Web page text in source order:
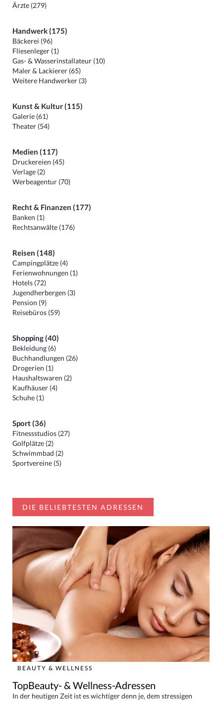
Ärzte (279)
Handwerk (175)
Bäckerei (96)
Fliesenleger (1)
Gas- & Wasserinstallateur (10)
Maler & Lackierer (65)
Weitere Handwerker (3)
Kunst & Kultur (115)
Galerie (61)
Theater (54)
Medien (117)
Druckereien (45)
Verlage (2)
Werbeagentur (70)
Recht & Finanzen (177)
Banken (1)
Rechtsanwälte (176)
Reisen (148)
Campingplätze (4)
Ferienwohnungen (1)
Hotels (72)
Jugendherbergen (3)
Pension (9)
Reisebüros (59)
Shopping (40)
Bekleidung (6)
Buchhandlungen (26)
Drogerien (1)
Haushaltswaren (2)
Kaufhäuser (4)
Schuhe (1)
Sport (36)
Fitnessstudios (27)
Golfplätze (2)
Schwimmbad (2)
Sportvereine (5)
DIE BELIEBTESTEN ADRESSEN
BEAUTY & WELLNESS
TopBeauty- & Wellness-Adressen
In der heutigen Zeit ist es wichtiger denn je, dem stressigen